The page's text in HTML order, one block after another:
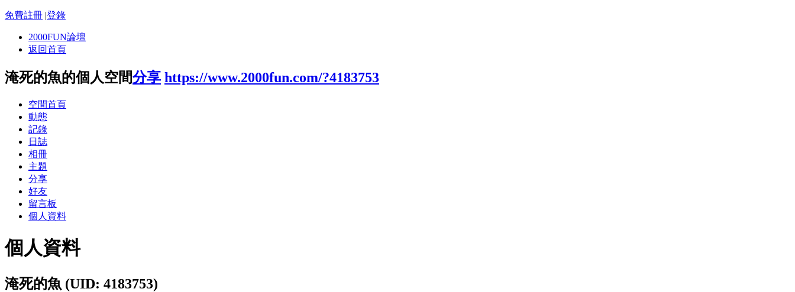
免費註冊 |登錄
2000FUN論壇
返回首頁
淹死的魚的個人空間分享 https://www.2000fun.com/?4183753
空間首頁
動態
記錄
日誌
相冊
主題
分享
好友
留言板
個人資料
個人資料
淹死的魚 (UID: 4183753)